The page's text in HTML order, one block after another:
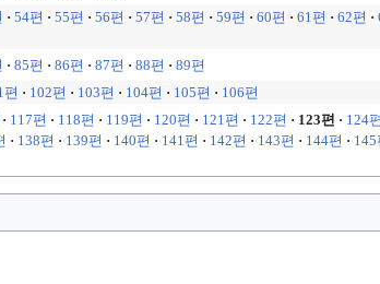
· 54편 · 55편 · 56편 · 57편 · 58편 · 59편 · 60편 · 61편 · 62편 ·
· 85편 · 86편 · 87편 · 88편 · 89편
편 · 102편 · 103편 · 104편 · 105편 · 106편
· 117편 · 118편 · 119편 · 120편 · 121편 · 122편 · 123편 · 124편
· 138편 · 139편 · 140편 · 141편 · 142편 · 143편 · 144편 · 145